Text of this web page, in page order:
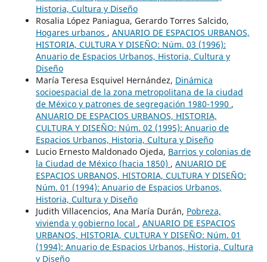
Historia, Cultura y Diseño
Rosalia López Paniagua, Gerardo Torres Salcido,
Hogares urbanos , ANUARIO DE ESPACIOS URBANOS,
HISTORIA, CULTURA Y DISEÑO: Núm. 03 (1996):
Anuario de Espacios Urbanos, Historia, Cultura y
Diseño
María Teresa Esquivel Hernández, Dinámica
socioespacial de la zona metropolitana de la ciudad
de México y patrones de segregación 1980-1990 ,
ANUARIO DE ESPACIOS URBANOS, HISTORIA,
CULTURA Y DISEÑO: Núm. 02 (1995): Anuario de
Espacios Urbanos, Historia, Cultura y Diseño
Lucio Ernesto Maldonado Ojeda, Barrios y colonias de
la Ciudad de México (hacia 1850) , ANUARIO DE
ESPACIOS URBANOS, HISTORIA, CULTURA Y DISEÑO:
Núm. 01 (1994): Anuario de Espacios Urbanos,
Historia, Cultura y Diseño
Judith Villacencios, Ana María Durán, Pobreza,
vivienda y gobierno local , ANUARIO DE ESPACIOS
URBANOS, HISTORIA, CULTURA Y DISEÑO: Núm. 01
(1994): Anuario de Espacios Urbanos, Historia, Cultura
y Diseño